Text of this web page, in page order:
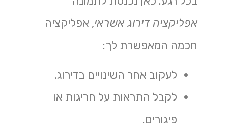
אפליקציה דירוג אשראי, אפליקציה
חכמה המאפשרת לך:
לעקוב אחר השינויים בדירוג.
לקבל התראות על חריגות או
פיגורים.